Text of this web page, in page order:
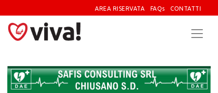
AREA RISERVATA FAQs CONTATTI